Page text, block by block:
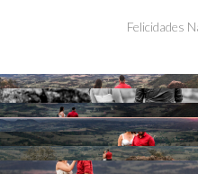
Felicidades